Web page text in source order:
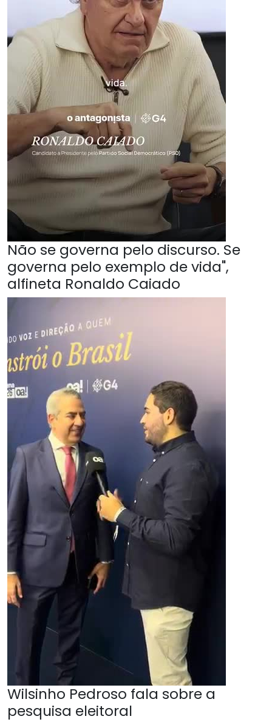
Não se governa pelo discurso. Se
governa pelo exemplo de vida",
alfineta Ronaldo Caiado
Wilsinho Pedroso fala sobre a
pesquisa eleitoral